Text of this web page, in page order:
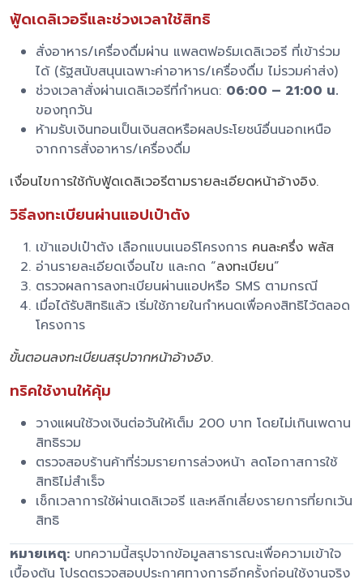
ฟู้ดเดลิเวอรีและช่วงเวลาใช้สิทธิ
สั่งอาหาร/เครื่องดื่มผ่าน แพลตฟอร์มเดลิเวอรี ที่เข้าร่วม
ได้ (รัฐสนับสนุนเฉพาะค่าอาหาร/เครื่องดื่ม ไม่รวมค่าส่ง)
ช่วงเวลาสั่งผ่านเดลิเวอรีที่กำหนด: 06:00 – 21:00 น.
ของทุกวัน
ห้ามรับเงินทอนเป็นเงินสดหรือผลประโยชน์อื่นนอกเหนือ
จากการสั่งอาหาร/เครื่องดื่ม
เงื่อนไขการใช้กับฟู้ดเดลิเวอรีตามรายละเอียดหน้าอ้างอิง.
วิธีลงทะเบียนผ่านแอปเป๋าตัง
เข้าแอปเป๋าตัง เลือกแบนเนอร์โครงการ คนละครึ่ง พลัส
อ่านรายละเอียดเงื่อนไข และกด “ลงทะเบียน”
ตรวจผลการลงทะเบียนผ่านแอปหรือ SMS ตามกรณี
เมื่อได้รับสิทธิแล้ว เริ่มใช้ภายในกำหนดเพื่อคงสิทธิไว้ตลอด
โครงการ
ขั้นตอนลงทะเบียนสรุปจากหน้าอ้างอิง.
ทริคใช้งานให้คุ้ม
วางแผนใช้วงเงินต่อวันให้เต็ม 200 บาท โดยไม่เกินเพดาน
สิทธิรวม
ตรวจสอบร้านค้าที่ร่วมรายการล่วงหน้า ลดโอกาสการใช้
สิทธิไม่สำเร็จ
เช็กเวลาการใช้ผ่านเดลิเวอรี และหลีกเลี่ยงรายการที่ยกเว้น
สิทธิ
หมายเหตุ: บทความนี้สรุปจากข้อมูลสาธารณะเพื่อความเข้าใจ
เบื้องต้น โปรดตรวจสอบประกาศทางการอีกครั้งก่อนใช้งานจริง